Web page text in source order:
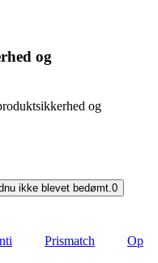
og
og
ikke blevet bedømt. 0
Prismatch
Op